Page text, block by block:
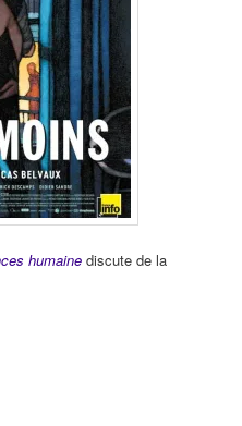
humainediscute de la